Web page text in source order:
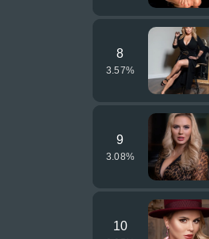
8
3.57%
9
3.08%
10